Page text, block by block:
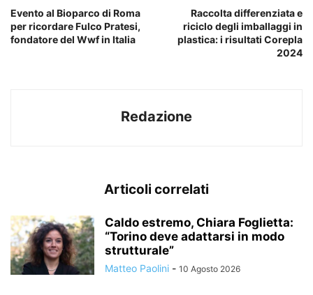
Evento al Bioparco di Roma
per ricordare Fulco Pratesi,
fondatore del Wwf in Italia
Raccolta differenziata e
riciclo degli imballaggi in
plastica: i risultati Corepla
2024
Redazione
Articoli correlati
Caldo estremo, Chiara Foglietta:
“Torino deve adattarsi in modo
strutturale”
Matteo Paolini - 10 Agosto 2026